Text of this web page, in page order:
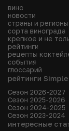
вино
новости
страны и регионы
сорта винограда
крепкое и не
рейтинги
рецепты
события
глоссарий
рейтинги
Сезон 2026-2027
Сезон 2025-2026
Сезон 2024-2025
Сезон 2023-2024
интересные